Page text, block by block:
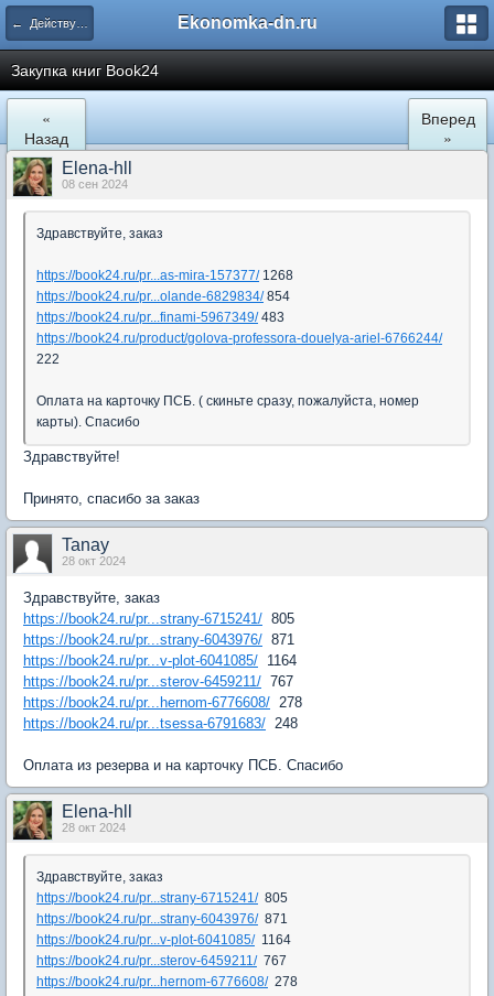
← Действующие закупки Ekonomka-dn.ru
Закупка книг Book24
«
Назад
Вперед
»
Elena-hll
08 сен 2024
Здравствуйте, заказ
https://book24.ru/pr...as-mira-157377/1268
https://book24.ru/pr...olande-6829834/854
https://book24.ru/pr...finami-5967349/483
https://book24.ru/product/golova-professora-douelya-ariel-6766244/
222
Оплата на карточку ПСБ. ( скиньте сразу, пожалуйста, номер
карты). Спасибо
Здравствуйте!
Принято, спасибо за заказ
Tanay
28 окт 2024
Здравствуйте, заказ
https://book24.ru/pr...strany-6715241/ 805
https://book24.ru/pr...strany-6043976/ 871
https://book24.ru/pr...v-plot-6041085/ 1164
https://book24.ru/pr...sterov-6459211/ 767
https://book24.ru/pr...hernom-6776608/ 278
https://book24.ru/pr...tsessa-6791683/ 248
Оплата из резерва и на карточку ПСБ. Спасибо
Elena-hll
28 окт 2024
Здравствуйте, заказ
https://book24.ru/pr...strany-6715241/805
https://book24.ru/pr...strany-6043976/871
https://book24.ru/pr...v-plot-6041085/1164
https://book24.ru/pr...sterov-6459211/767
https://book24.ru/pr...hernom-6776608/278